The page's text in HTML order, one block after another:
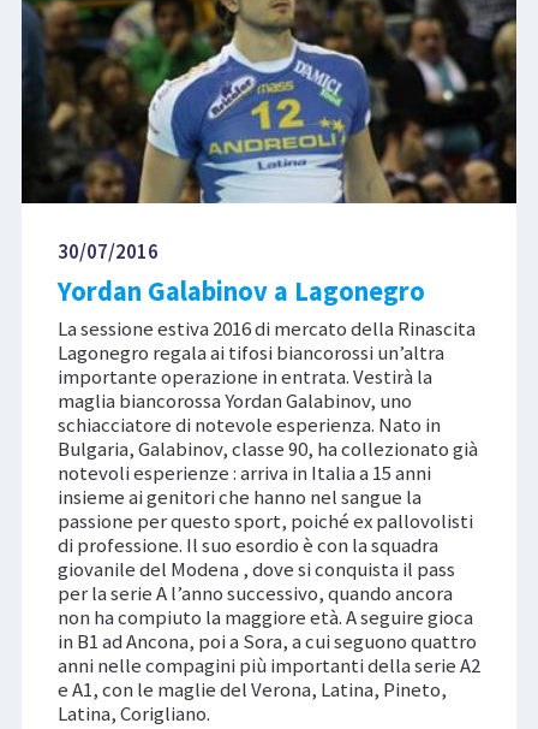
30/07/2016
Yordan Galabinov a Lagonegro
La sessione estiva 2016 di mercato della Rinascita
Lagonegro regala ai tifosi biancorossi un’altra
importante operazione in entrata. Vestirà la
maglia biancorossa Yordan Galabinov, uno
schiacciatore di notevole esperienza. Nato in
Bulgaria, Galabinov, classe 90, ha collezionato già
notevoli esperienze : arriva in Italia a 15 anni
insieme ai genitori che hanno nel sangue la
passione per questo sport, poiché ex pallovolisti
di professione. Il suo esordio è con la squadra
giovanile del Modena , dove si conquista il pass
per la serie A l’anno successivo, quando ancora
non ha compiuto la maggiore età. A seguire gioca
in B1 ad Ancona, poi a Sora, a cui seguono quattro
anni nelle compagini più importanti della serie A2
e A1, con le maglie del Verona, Latina, Pineto,
Latina, Corigliano.